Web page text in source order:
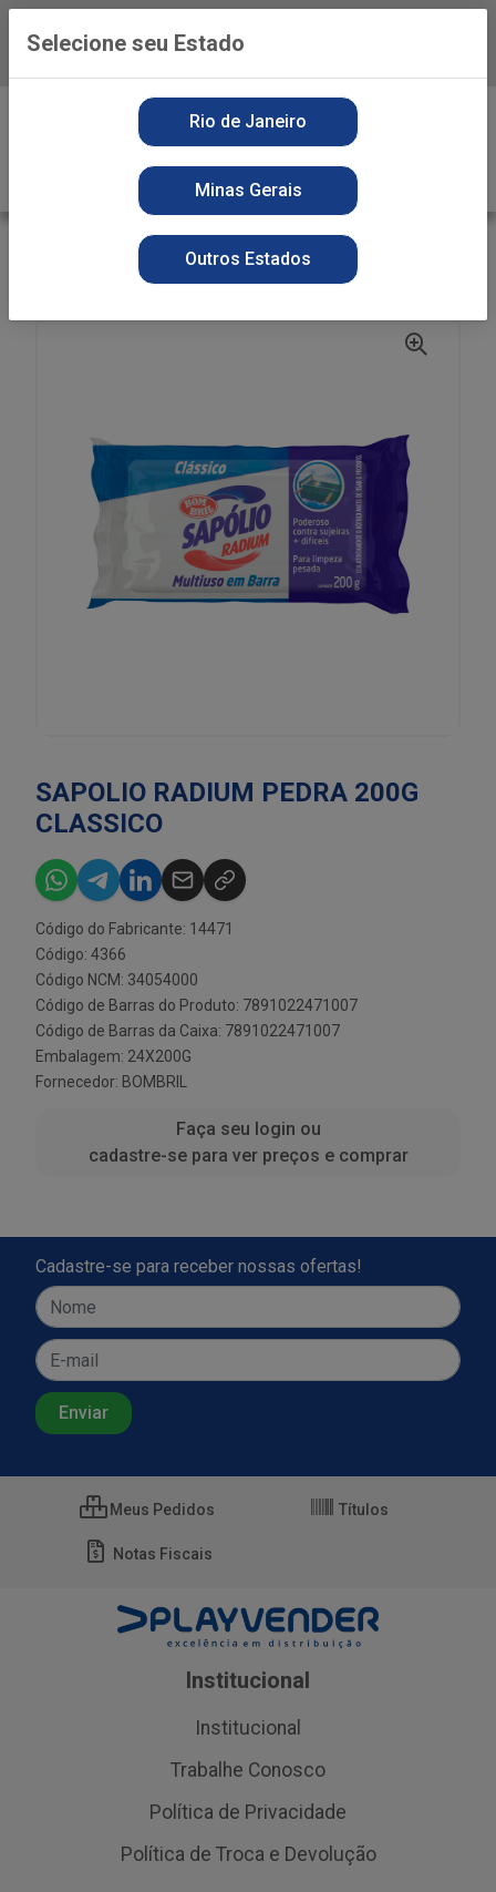
Baixe já o APP da Playvender
SAPOLIO
SECOS
SAPOLIO RADIUM PEDRA 200G CLASSICO
SAPOLIO RADIUM PEDRA 200G
CLASSICO
Código do Fabricante: 14471
Código: 4366
Código NCM: 34054000
Código de Barras do Produto: 7891022471007
Código de Barras da Caixa: 7891022471007
Embalagem: 24X200G
Fornecedor: BOMBRIL
Faça seu login ou
cadastre-se para ver preços e comprar
Cadastre-se para receber nossas ofertas!
Meus Pedidos Títulos
Notas Fiscais
Institucional
Institucional
Trabalhe Conosco
Política de Privacidade
Política de Troca e Devolução
Selecione seu Estado
Rio de Janeiro
Minas Gerais
Outros Estados